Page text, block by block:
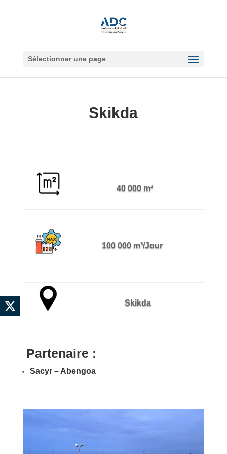
Sélectionner une page
Skikda
40 000 m²
100 000 m³/Jour
Skikda
Partenaire :
Sacyr – Abengoa